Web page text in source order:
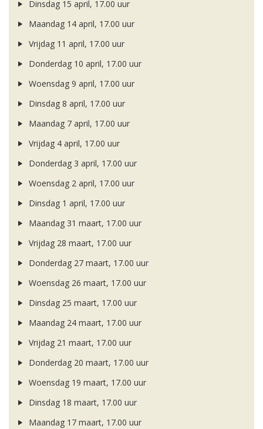
Dinsdag 15 april, 17.00 uur
Maandag 14 april, 17.00 uur
Vrijdag 11 april, 17.00 uur
Donderdag 10 april, 17.00 uur
Woensdag 9 april, 17.00 uur
Dinsdag 8 april, 17.00 uur
Maandag 7 april, 17.00 uur
Vrijdag 4 april, 17.00 uur
Donderdag 3 april, 17.00 uur
Woensdag 2 april, 17.00 uur
Dinsdag 1 april, 17.00 uur
Maandag 31 maart, 17.00 uur
Vrijdag 28 maart, 17.00 uur
Donderdag 27 maart, 17.00 uur
Woensdag 26 maart, 17.00 uur
Dinsdag 25 maart, 17.00 uur
Maandag 24 maart, 17.00 uur
Vrijdag 21 maart, 17.00 uur
Donderdag 20 maart, 17.00 uur
Woensdag 19 maart, 17.00 uur
Dinsdag 18 maart, 17.00 uur
Maandag 17 maart, 17.00 uur